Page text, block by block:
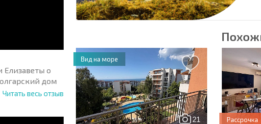
Елизаветы о
дом
Читать весь отзыв
21
Вид на море
Рассрочка